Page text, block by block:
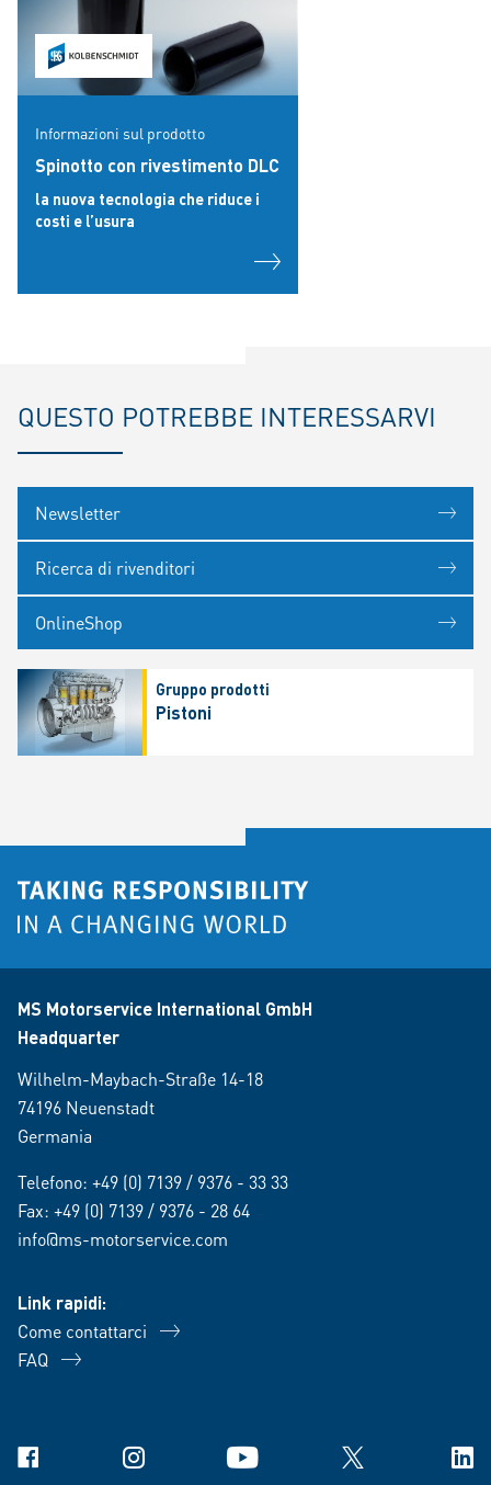
Informazioni sul prodotto
Spinotto con rivestimento DLC
la nuova tecnologia che riduce i
costi e l’usura
QUESTO POTREBBE INTERESSARVI
Newsletter
Ricerca di rivenditori
OnlineShop
Gruppo prodotti
Pistoni
MS Motorservice International GmbH
Headquarter
Wilhelm-Maybach-Straße 14-18
74196 Neuenstadt
Germania
Telefono: +49 (0) 7139 / 9376 - 33 33
Fax: +49 (0) 7139 / 9376 - 28 64
info@ms-motorservice.com
Link rapidi:
Come contattarci
FAQ
Facebook Instagram YouTube X